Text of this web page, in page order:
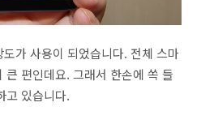
가 사용이 되었습니다. 전체 스마
편인데요. 그래서 한손에 쏙 들
고 있습니다.